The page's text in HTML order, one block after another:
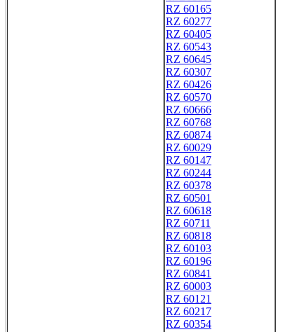
RZ 60165
RZ 60277
RZ 60405
RZ 60543
RZ 60645
RZ 60307
RZ 60426
RZ 60570
RZ 60666
RZ 60768
RZ 60874
RZ 60029
RZ 60147
RZ 60244
RZ 60378
RZ 60501
RZ 60618
RZ 60711
RZ 60818
RZ 60103
RZ 60196
RZ 60841
RZ 60003
RZ 60121
RZ 60217
RZ 60354